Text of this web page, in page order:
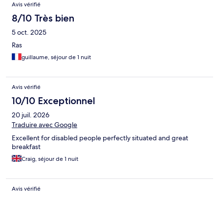
Avis vérifié
8/10 Très bien
5 oct. 2025
Ras
guillaume, séjour de 1 nuit
Avis vérifié
10/10 Exceptionnel
20 juil. 2026
Traduire avec Google
Excellent for disabled people perfectly situated and great
breakfast
Craig, séjour de 1 nuit
Avis vérifié